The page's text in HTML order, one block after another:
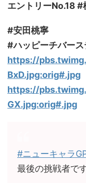
エントリーNo.18 #
#安田桃寧
#ハッピーチバー
https://
BxD.jpg:orig#.jpg
https://
GX.jpg:orig#.jpg
#ニューキャラ
最後の挑戦者です